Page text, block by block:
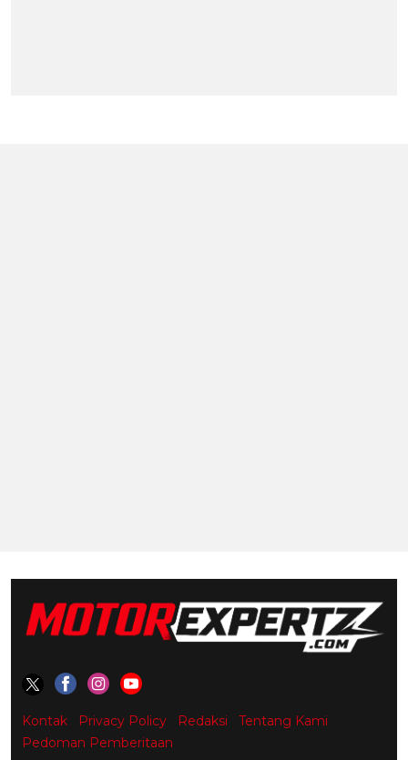
Kontak Privacy Policy Redaksi
Tentang Kami
Pedoman Pemberitaan